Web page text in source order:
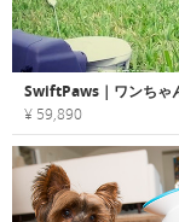
¥ 59,890